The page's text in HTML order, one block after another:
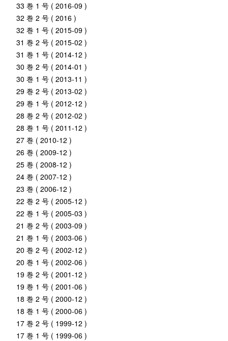
33 巻 1 号 ( 2016-09 )
32 巻 2 号 ( 2016 )
32 巻 1 号 ( 2015-09 )
31 巻 2 号 ( 2015-02 )
31 巻 1 号 ( 2014-12 )
30 巻 2 号 ( 2014-01 )
30 巻 1 号 ( 2013-11 )
29 巻 2 号 ( 2013-02 )
29 巻 1 号 ( 2012-12 )
28 巻 2 号 ( 2012-02 )
28 巻 1 号 ( 2011-12 )
27 巻 ( 2010-12 )
26 巻 ( 2009-12 )
25 巻 ( 2008-12 )
24 巻 ( 2007-12 )
23 巻 ( 2006-12 )
22 巻 2 号 ( 2005-12 )
22 巻 1 号 ( 2005-03 )
21 巻 2 号 ( 2003-09 )
21 巻 1 号 ( 2003-06 )
20 巻 2 号 ( 2002-12 )
20 巻 1 号 ( 2002-06 )
19 巻 2 号 ( 2001-12 )
19 巻 1 号 ( 2001-06 )
18 巻 2 号 ( 2000-12 )
18 巻 1 号 ( 2000-06 )
17 巻 2 号 ( 1999-12 )
17 巻 1 号 ( 1999-06 )